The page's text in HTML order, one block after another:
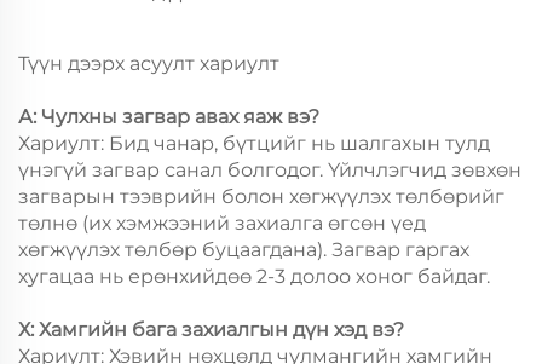
Түүн дээрх асуулт хариулт
А: Чулхны загвар авах яаж вэ?
Хариулт: Бид чанар, бүтцийг нь шалгахын тулд
үнэгүй загвар санал болгодог. Үйлчлэгчид зөвхөн
загварын тээврийн болон хөгжүүлэх төлбөрийг
төлнө (их хэмжээний захиалга өгсөн үед
хөгжүүлэх төлбөр буцаагдана). Загвар гаргах
хугацаа нь ерөнхийдөө 2-3 долоо хоног байдаг.
Х: Хамгийн бага захиалгын дүн хэд вэ?
Хариулт: Хэвийн нөхцөлд чулмангийн хамгийн